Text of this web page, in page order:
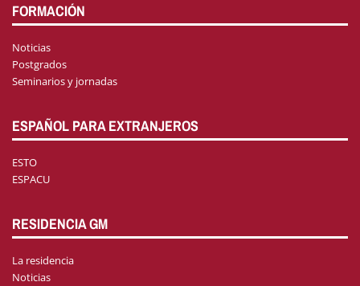
FORMACIÓN
Noticias
Postgrados
Seminarios y jornadas
ESPAÑOL PARA EXTRANJEROS
ESTO
ESPACU
RESIDENCIA GM
La residencia
Noticias